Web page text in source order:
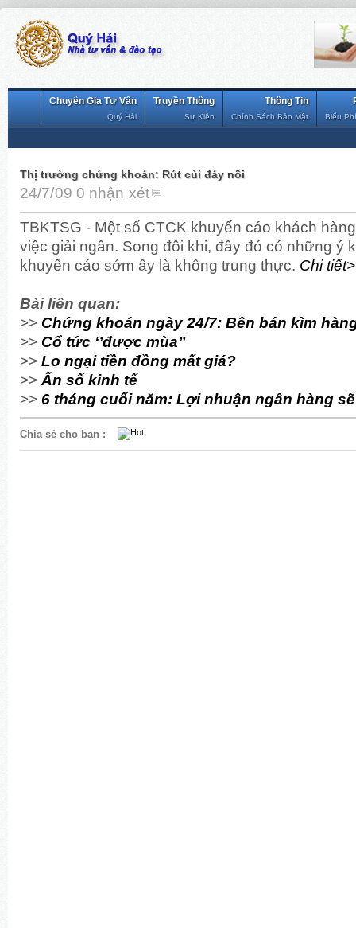
Biểu
Thông Tin
Chính Sách Bảo Mật
Truyền Thông
Sự Kiện
Chuyên Gia Tư Vấn
Quý Hải
Thị trường chứng khoán: Rút củi đáy nồi
24/7/09 0 nhận xét
TBKTSG - Một số CTCK khuyến cáo khách
việc giải ngân. Song đôi khi, đây đó có những ý
khuyến cáo sớm ấy là không trung thực. Chi
Bài liên quan:
>> Chứng khoán ngày 24/7: Bên bán kìm
>> Cổ tức ‘’được mùa’’
>> Lo ngại tiền đồng mất giá?
>> Ẩn số kinh tế
>> 6 tháng cuối năm: Lợi nhuận ngân hàng
Chia sẻ cho bạn :